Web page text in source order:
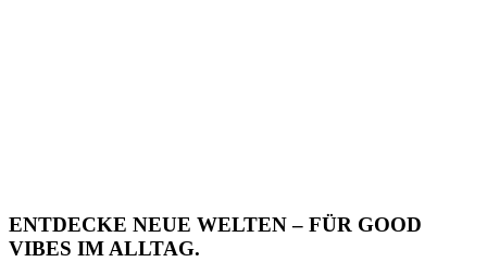
ENTDECKE NEUE WELTEN – FÜR GOOD
VIBES IM ALLTAG.